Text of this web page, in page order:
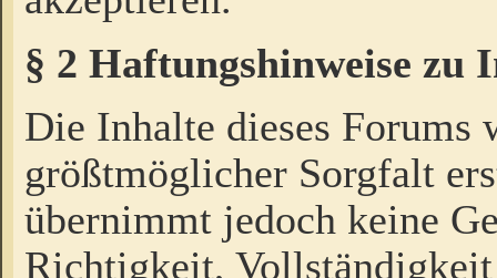
§ 2 Haftungshinweise zu
Die Inhalte dieses Forums
größtmöglicher Sorgfalt
übernimmt jedoch keine
Richtigkeit,